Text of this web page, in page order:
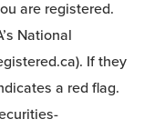
are registered.
National
If they
a red flag.